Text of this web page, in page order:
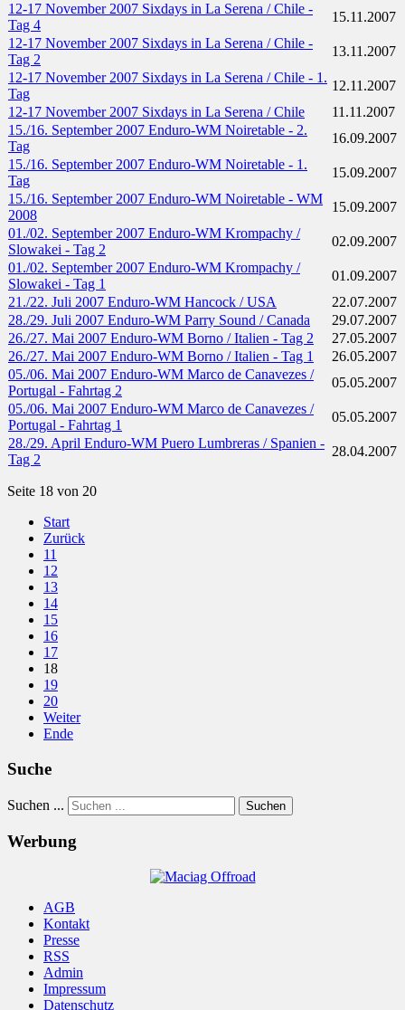
12-17 November 2007 Sixdays in La Serena / Chile -
Tag 4
15.11.2007
12-17 November 2007 Sixdays in La Serena / Chile -
Tag 2
13.11.2007
12-17 November 2007 Sixdays in La Serena / Chile - 1.
Tag
12.11.2007
12-17 November 2007 Sixdays in La Serena / Chile
11.11.2007
15./16. September 2007 Enduro-WM Noiretable - 2.
Tag
16.09.2007
15./16. September 2007 Enduro-WM Noiretable - 1.
Tag
15.09.2007
15./16. September 2007 Enduro-WM Noiretable - WM
2008
15.09.2007
01./02. September 2007 Enduro-WM Krompachy /
Slowakei - Tag 2
02.09.2007
01./02. September 2007 Enduro-WM Krompachy /
Slowakei - Tag 1
01.09.2007
21./22. Juli 2007 Enduro-WM Hancock / USA
22.07.2007
28./29. Juli 2007 Enduro-WM Parry Sound / Canada
29.07.2007
26./27. Mai 2007 Enduro-WM Borno / Italien - Tag 2
27.05.2007
26./27. Mai 2007 Enduro-WM Borno / Italien - Tag 1
26.05.2007
05./06. Mai 2007 Enduro-WM Marco de Canavezes /
Portugal - Fahrtag 2
05.05.2007
05./06. Mai 2007 Enduro-WM Marco de Canavezes /
Portugal - Fahrtag 1
05.05.2007
28./29. April Enduro-WM Puero Lumbreras / Spanien -
Tag 2
28.04.2007
Seite 18 von 20
Start
Zurück
11
12
13
14
15
16
17
18
19
20
Weiter
Ende
Suche
Suchen ... Suchen
Werbung
AGB
Kontakt
Presse
RSS
Admin
Impressum
Datenschutz